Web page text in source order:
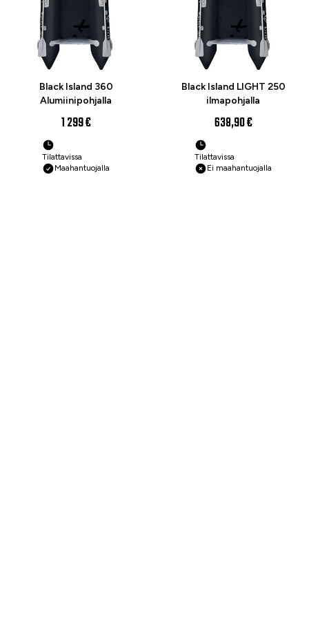
Black Island 360
Alumiinipohjalla
1 299 €
Tilattavissa
Maahantuojalla
Black Island LIGHT 250
ilmapohjalla
638,90 €
Tilattavissa
Ei maahantuojalla